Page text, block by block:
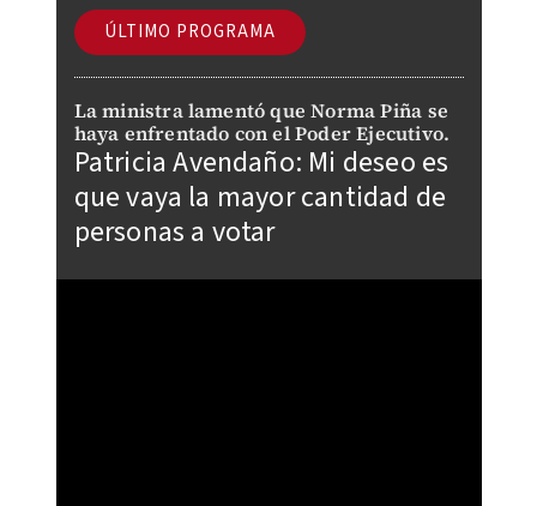
ÚLTIMO PROGRAMA
La ministra lamentó que Norma Piña se
haya enfrentado con el Poder Ejecutivo.
Patricia Avendaño: Mi deseo es
que vaya la mayor cantidad de
personas a votar